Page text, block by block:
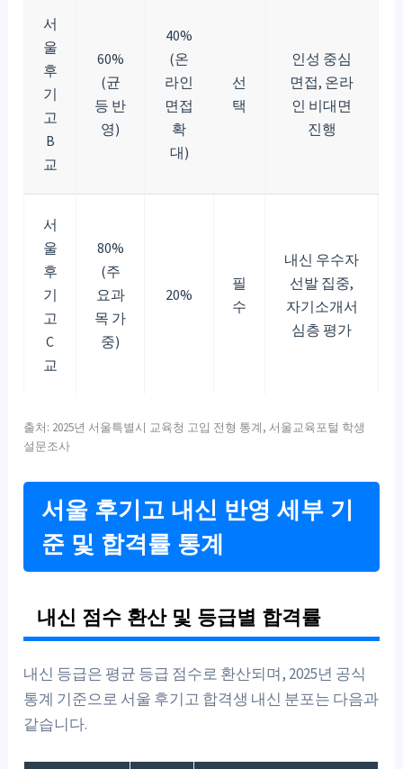
서
울
후
기
고
B
교
60%
(균
등 반
영)
40%
(온
라인
면접
확
대)
선
택
인성 중심
면접, 온라
인 비대면
진행
서
울
후
기
고
C
교
80%
(주
요과
목 가
중)
20%
필
수
내신 우수자
선발 집중,
자기소개서
심층 평가
출처: 2025년 서울특별시 교육청 고입 전형 통계, 서울교육포털 학생
설문조사
서울 후기고 내신 반영 세부 기
준 및 합격률 통계
내신 점수 환산 및 등급별 합격률
내신 등급은 평균 등급 점수로 환산되며, 2025년 공식
통계 기준으로 서울 후기고 합격생 내신 분포는 다음과
같습니다.